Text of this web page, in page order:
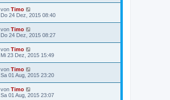
von Timo
Do 24 Dez, 2015 08:40
von Timo
Do 24 Dez, 2015 08:27
von Timo
Mi 23 Dez, 2015 15:49
von Timo
Sa 01 Aug, 2015 23:20
von Timo
Sa 01 Aug, 2015 23:07